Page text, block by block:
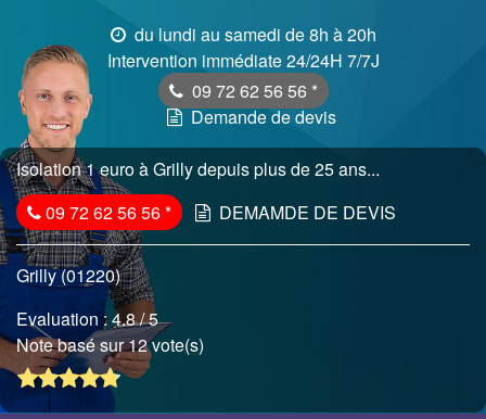
du lundi au samedi de 8h à 20h
Intervention immédiate 24/24H 7/7J
09 72 62 56 56 *
Demande de devis
Isolation 1 euro à Grilly depuis plus de 25 ans...
09 72 62 56 56* DEMAMDE DE DEVIS
Grilly (01220)
Evaluation :4.8/ 5
Note basé sur 12 vote(s)